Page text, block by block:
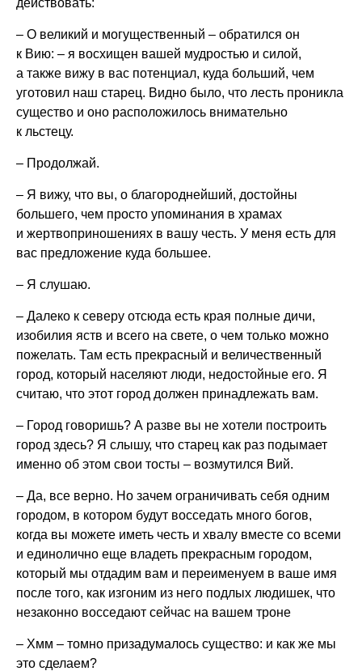
действовать:
– О великий и могущественный – обратился он
к Вию: – я восхищен вашей мудростью и силой,
а также вижу в вас потенциал, куда больший, чем
уготовил наш старец. Видно было, что лесть проникла
существо и оно расположилось внимательно
к льстецу.
– Продолжай.
– Я вижу, что вы, о благороднейший, достойны
большего, чем просто упоминания в храмах
и жертвоприношениях в вашу честь. У меня есть для
вас предложение куда большее.
– Я слушаю.
– Далеко к северу отсюда есть края полные дичи,
изобилия яств и всего на свете, о чем только можно
пожелать. Там есть прекрасный и величественный
город, который населяют люди, недостойные его. Я
считаю, что этот город должен принадлежать вам.
– Город говоришь? А разве вы не хотели построить
город здесь? Я слышу, что старец как раз подымает
именно об этом свои тосты – возмутился Вий.
– Да, все верно. Но зачем ограничивать себя одним
городом, в котором будут восседать много богов,
когда вы можете иметь честь и хвалу вместе со всеми
и единолично еще владеть прекрасным городом,
который мы отдадим вам и переименуем в ваше имя
после того, как изгоним из него подлых людишек, что
незаконно восседают сейчас на вашем троне
– Хмм – томно призадумалось существо: и как же мы
это сделаем?